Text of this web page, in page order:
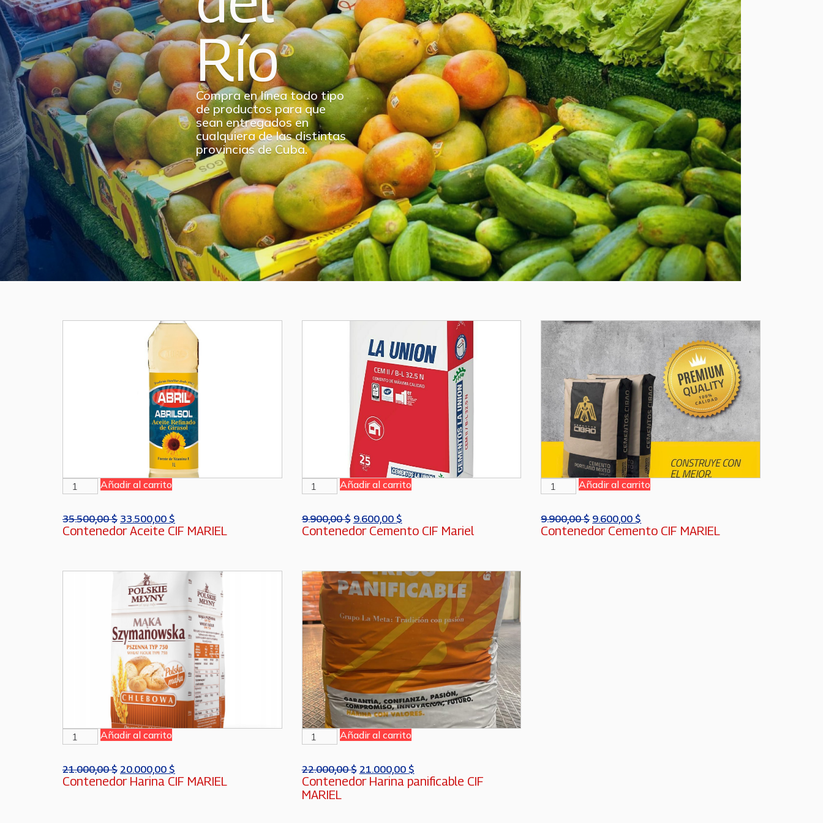
Río
Compra en línea todo tipo
de productos para que
sean entregados en
cualquiera de las distintas
provincias de Cuba.
Añadir al carrito
35.500,00$ 33.500,00 $
Contenedor Aceite CIF MARIEL
Añadir al carrito
9.900,00$ 9.600,00 $
Contenedor Cemento CIF Mariel
Añadir al carrito
9.900,00$ 9.600,00$
Contenedor Cemento CIF MARIEL
Añadir al carrito
21.000,00$ 20.000,00 $
Contenedor Harina CIF MARIEL
Añadir al carrito
22.000,00$ 21.000,00 $
Contenedor Harina panificable CIF
MARIEL